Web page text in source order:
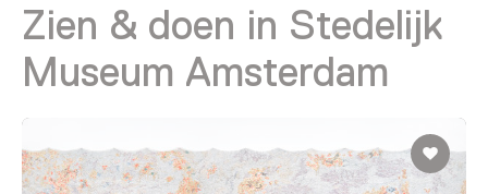
Zien & doen in Stedelijk
Museum Amsterdam